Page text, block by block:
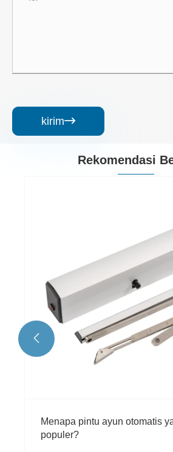
kirim
Rekomendasi
‌Menapa pintu ayun otomatis
populer?
